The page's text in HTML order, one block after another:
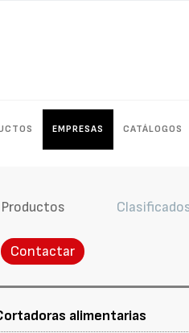
EMPRESAS CATÁLOGOS
Productos
Contactar
alimentarias